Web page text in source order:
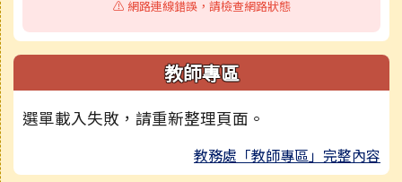
⚠️ 網路連線錯誤，請檢查網路狀態
教師專區
選單載入失敗，請重新整理頁面。
教務處「教師專區」完整內容